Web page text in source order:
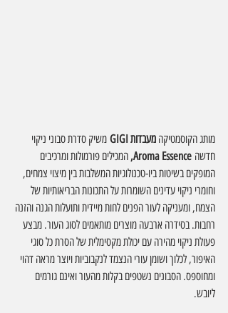
מותג הקוסמטיקה מעבדות GIGI
משיק סדרת סבוני ניקוי
חדשה
המכילים פורמולות ומרכיבים
המופקים בשיטות ביו-טכנולוגיות המשלבות בין מיצוי צמחים,
וחומרי ניקוי עדינים השומרות על התכונות הבריאותיות של
הצמח, ומעניקה לעור הפנים לחות מיידית ותועלות הגנה והזנה
רחבות. בסידרה ארבעה מוצרים מותאמים לסוג העור. מבצע
פעולת ניקוי מהירה עם יכולת מקסימלית של הסרת כל סוגי
האיפור, לכלוך ושומן עורי הנצמד לנקבוביות ויוצר מראה דהוי
ומחוספס. הסבונים נשטפים בקלות מהעור ואינם גורמים
ליובש.